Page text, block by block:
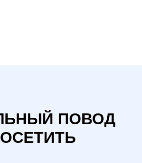
ПОВОД